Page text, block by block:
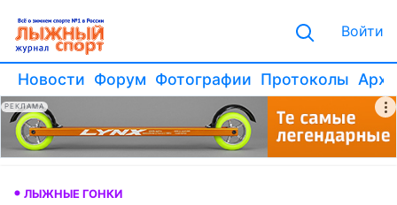
Войти
Новости Форум Фотографии Протоколы
РЕКЛАМА
ЛЫЖНЫЕ ГОНКИ